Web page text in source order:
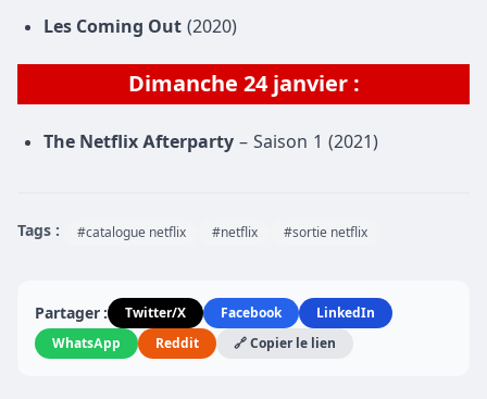
Les Coming Out (2020)
Dimanche 24 janvier :
The Netflix Afterparty – Saison 1 (2021)
Tags : #catalogue netflix #netflix #sortie netflix
Partager : Twitter/X Facebook
LinkedIn
WhatsApp
Reddit 🔗 Copier le lien